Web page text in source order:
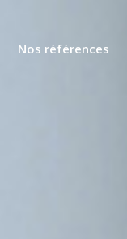
Nos références